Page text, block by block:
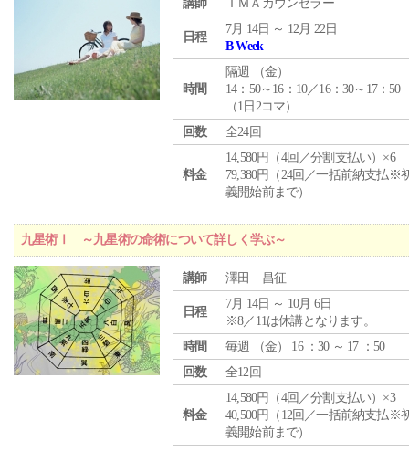
講師 ＴＭＡカウンセラー
日程
7月 14日 ～ 12月 22日
B Week
時間
隔週 （金）
14：50～16：10／16：30～17：50
（1日2コマ）
回数
全24回
料金
14,580円（4回／分割支払い）×6
79,380円（24回／一括前納支払※
義開始前まで）
九星術Ⅰ ～九星術の命術について詳しく学ぶ～
講師 澤田 昌征
日程
7月 14日 ～ 10月 6日
※8／11は休講となります。
時間
毎週 （金） 16 ：30 ～ 17 ：50
回数
全12回
料金
14,580円（4回／分割支払い）×3
40,500円（12回／一括前納支払※
義開始前まで）